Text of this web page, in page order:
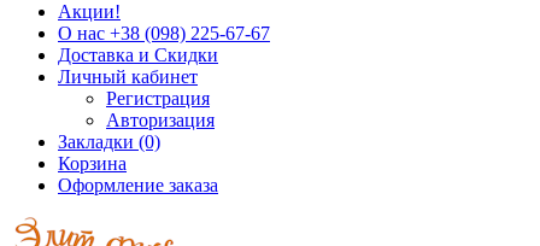
Акции!
О нас +38 (098) 225-67-67
Доставка и Скидки
Личный кабинет
Регистрация
Авторизация
Закладки (0)
Корзина
Оформление заказа